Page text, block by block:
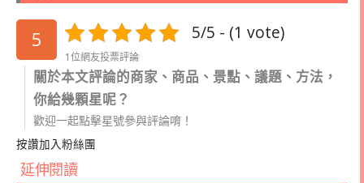
5 5/5 - (1 vote)
1位網友投票評論
關於本文評論的商家、商品、景點、議題、方法，
你給幾顆星呢？
歡迎一起點擊星號參與評論唷！
按讚加入粉絲團
延伸閱讀